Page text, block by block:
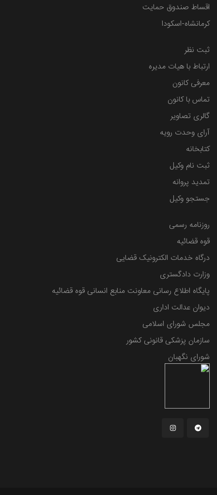
اقساط صندوق حمایت
کرمانشاه-اسکودا
ثبت نظر
ارتباط با هیات مدیره
معرفی کانون
تماس با کانون
گالری تصاویر
آرای وحدت رویه
کتابخانه
ثبت نام وکیل
تمدید پروانه
جستجو وکیل
روزنامه رسمی
قوه قضائیه
درگاه خدمات الکترونیک قضایی
وزارت دادگستری
پایگاه اطلاع رسانی معاونت منابع انسانی قوه قضائیه
دیوان عدالت اداری
مجلس شورای اسلامی
سازمان پزشکی قانونی کشور
شورای نگهبان